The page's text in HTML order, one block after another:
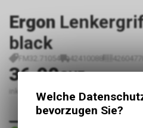
Ergon
black
FM32.71054 42410088
36.90CHF
inkl. MwSt., zzgl. Versandkosten
In den
Welche
bevorzugen Sie?